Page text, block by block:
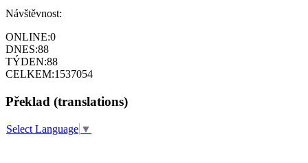
Návštěvnost:
ONLINE:0
DNES:88
TÝDEN:88
CELKEM:1537054
Překlad (translations)
Select Language ▼